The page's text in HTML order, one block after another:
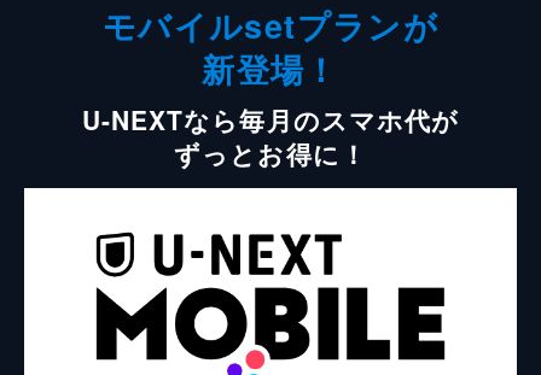
モバイルsetプランが
新登場！
U-NEXTなら毎月のスマホ代が
ずっとお得に！